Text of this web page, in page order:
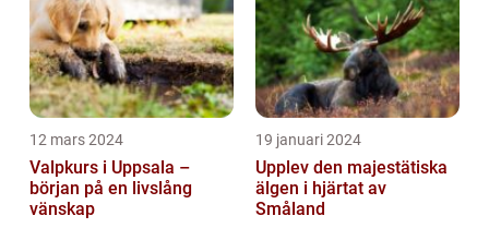
12 mars 2024
Valpkurs i Uppsala –
början på en livslång
vänskap
19 januari 2024
Upplev den majestätiska
älgen i hjärtat av
Småland